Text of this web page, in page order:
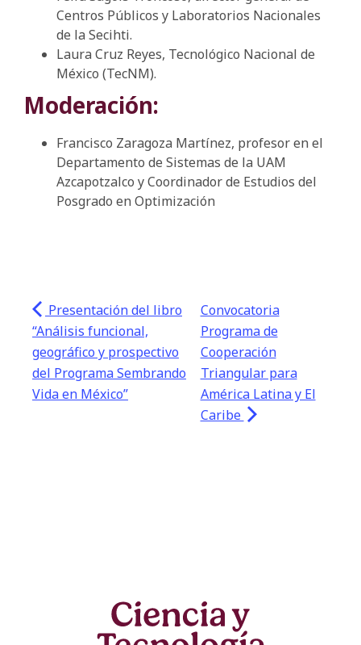
Centros Públicos y Laboratorios Nacionales
de la Secihti.
Laura Cruz Reyes, Tecnológico Nacional de
México (TecNM).
Moderación:
Francisco Zaragoza Martínez, profesor en el
Departamento de Sistemas de la UAM
Azcapotzalco y Coordinador de Estudios del
Posgrado en Optimización
Presentación del libro
“Análisis funcional,
geográfico y prospectivo
del Programa Sembrando
Vida en México”
Convocatoria
Programa de
Cooperación
Triangular para
América Latina y El
Caribe